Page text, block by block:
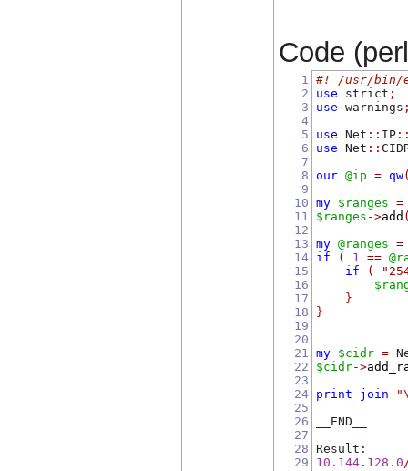
Code
1
2
3
4
5
6
7
8
9
10
11
12
13
14
15
16
17
18
19
20
21
22
23
24
25
26
27
28
29
#! /usr/bin/
use strict ;
use warnings
use Net :: IP
use Net ::
our @ip = qw
my $ranges =
$ranges ->add
my @ranges
=
if
( 1 ==
if
(
}
}
my $cidr =
$cidr->
print
join
__END__
Result :
10.144 . 128.0